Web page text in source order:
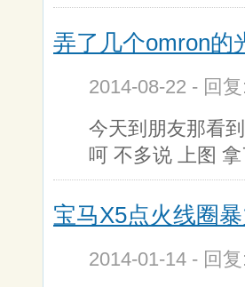
弄了几个omron的
2014-08-22 - 回
今天到朋友那看
呵 不多说 上图
宝马X5点火线圈
2014-01-14 - 回